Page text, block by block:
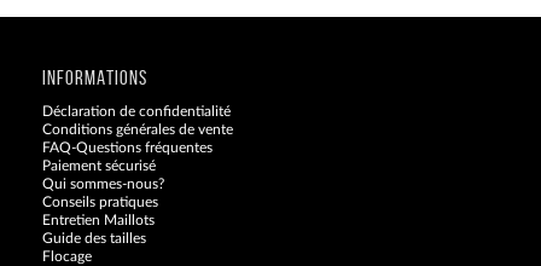
INFORMATIONS
Déclaration de confidentialité
Conditions générales de vente
FAQ-Questions fréquentes
Paiement sécurisé
Qui sommes-nous?
Conseils pratiques
Entretien Maillots
Guide des tailles
Flocage